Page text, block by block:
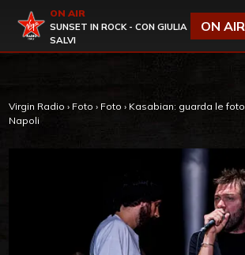
Virgin Radio
ON AIR
SUNSET IN ROCK - CON GIULIA
SALVI
ON AIR
Virgin Radio › Foto › Foto › Kasabian: guarda le
Napoli